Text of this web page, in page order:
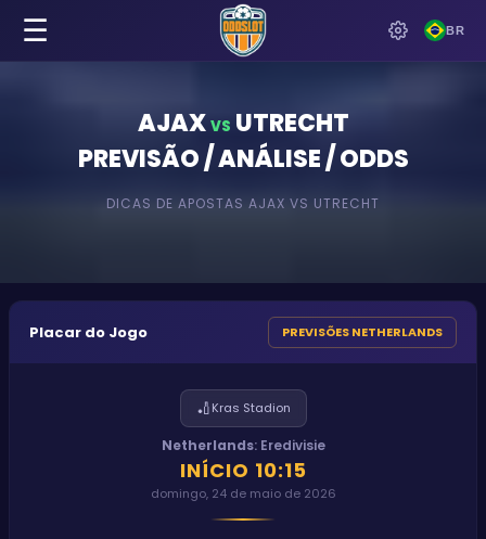
BR
☰
AJAX VS UTRECHT
PREVISÃO / ANÁLISE / ODDS
DICAS DE APOSTAS AJAX VS UTRECHT
Placar do Jogo PREVISÕES NETHERLANDS
🏏Kras Stadion
Netherlands: Eredivisie
INÍCIO 10:15
domingo, 24 de maio de 2026